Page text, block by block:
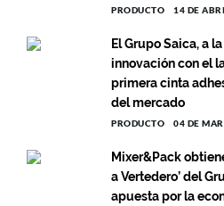
PRODUCTO 14 DE
El Grupo Saica, a
innovación con el
primera cinta
del mercado
PRODUCTO 04 DE
Mixer&Pack
a Vertedero’ del
apuesta por la